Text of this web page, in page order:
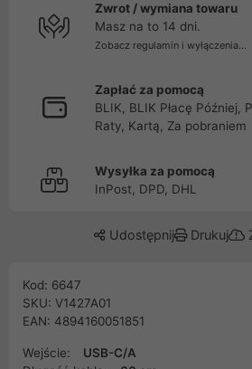
Zwrot / wymiana towaru
Masz na to 14 dni.
Zobacz regulamin i wyłączenia...
Zapłać za pomocą
BLIK, BLIK Płacę Później,
Raty, Kartą, Za pobraniem
Wysyłka za pomocą
InPost, DPD, DHL
Udostępnij Drukuj
Kod: 6647
SKU: V1427A01
EAN: 4894160051851
Wejście:
USB-C/A